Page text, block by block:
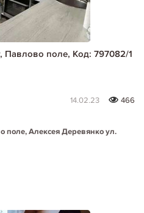
Павлово поле, Код: 797082/1
14.02.23
466
поле, Алексея Деревянко ул.